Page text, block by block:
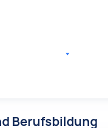
Berufsbildung